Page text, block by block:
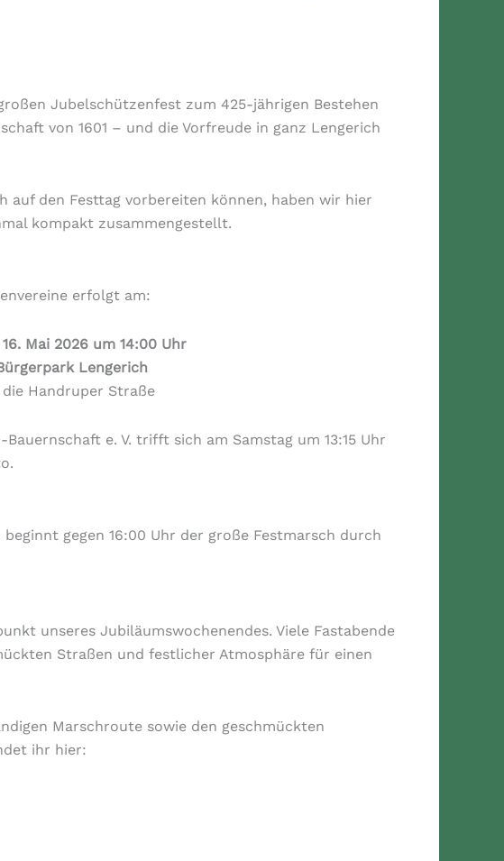
Jubelschützenfest zum 425-jährigen Bestehen
von 1601 – und die Vorfreude in ganz Lengerich
auf den Festtag vorbereiten können, haben wir hier
kompakt zusammengestellt.
erfolgt am:
Mai 2026 um 14:00 Uhr
Lengerich
Handruper Straße
e. V. trifft sich am Samstag um 13:15 Uhr
gegen 16:00 Uhr der große Festmarsch durch
unseres Jubiläumswochenendes. Viele Fastabende
Straßen und festlicher Atmosphäre für einen
Marschroute sowie den geschmückten
ihr hier: